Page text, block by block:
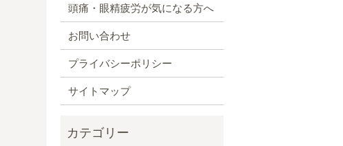
頭痛・眼精疲労が気になる方へ
お問い合わせ
プライバシーポリシー
サイトマップ